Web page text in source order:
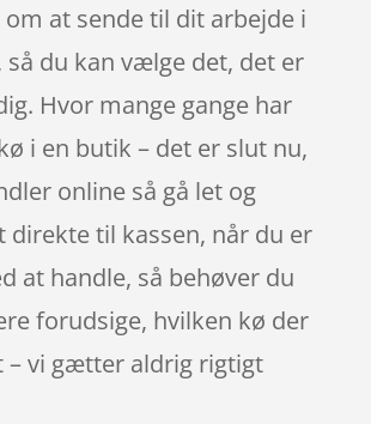
at sende til dit arbejde i
så du kan vælge det, det er
Hvor mange gange har
i en butik – det er slut nu,
online så gå let og
til kassen, når du er
at handle, så behøver du
forudsige, hvilken kø der
– vi gætter aldrig rigtigt